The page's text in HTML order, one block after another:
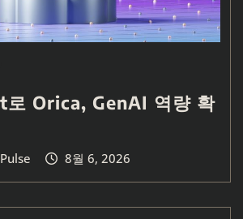
Orica, GenAI 역량 확
8월 6, 2026